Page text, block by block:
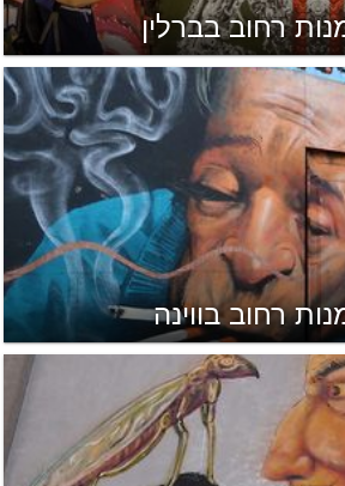
רחוב בברלין
רחוב בווינה